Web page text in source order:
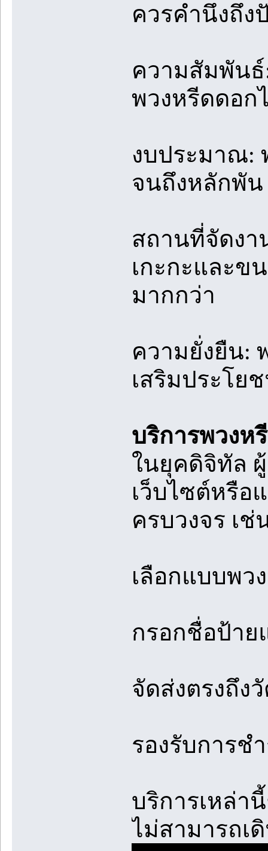
ควรคำนึงถึง
ความสัมพันธ์
พวงหรีดดอก
งบประมาณ:
จนถึงหลักพัน
สถานที่จัดงา
เกะกะและข
มากกว่า
ความยั่งยืน:
เสริมประโย
บริการพวงห
ในยุคดิจิทัล
เว็บไซต์หรือ
ครบวงจร เช่
เลือกแบบพว
กรอกชื่อป้าย
จัดส่งตรงถึง
รองรับการช
บริการเหล่า
ไม่สามารถเ